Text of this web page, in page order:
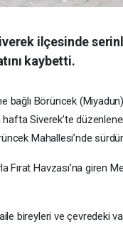
ilçesinde
kaybetti.
bağlı Börüncek
Siverek’te
Mahallesi’nde
Fırat Havzası’na giren
bireyleri ve çevredeki